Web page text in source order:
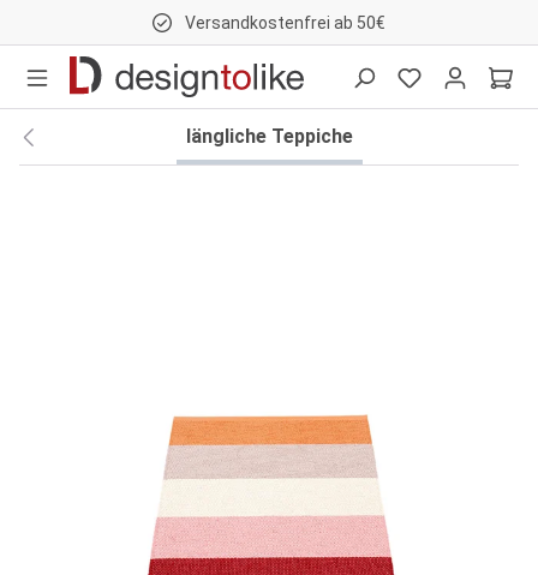
Versandkostenfrei ab 50€
längliche Teppiche